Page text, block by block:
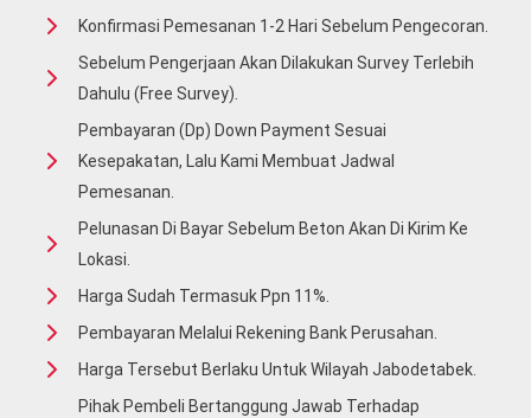
Konfirmasi Pemesanan 1-2 Hari Sebelum Pengecoran.
Sebelum Pengerjaan Akan Dilakukan Survey Terlebih
Dahulu (free Survey).
Pembayaran (Dp) Down Payment Sesuai
Kesepakatan, Lalu Kami Membuat Jadwal
Pemesanan.
Pelunasan Di Bayar Sebelum Beton Akan Di Kirim Ke
Lokasi.
Harga Sudah Termasuk Ppn 11%.
Pembayaran Melalui Rekening Bank Perusahan.
Harga Tersebut Berlaku Untuk Wilayah Jabodetabek.
Pihak Pembeli Bertanggung Jawab Terhadap